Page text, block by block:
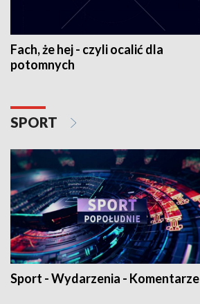
Fach, że hej - czyli ocalić dla
potomnych
SPORT
Sport - Wydarzenia - Komentarze